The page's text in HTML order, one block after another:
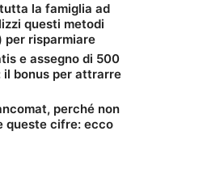
la famiglia ad
questi metodi
per risparmiare
e assegno di 500
il bonus per attrarre
perché non
queste cifre: ecco